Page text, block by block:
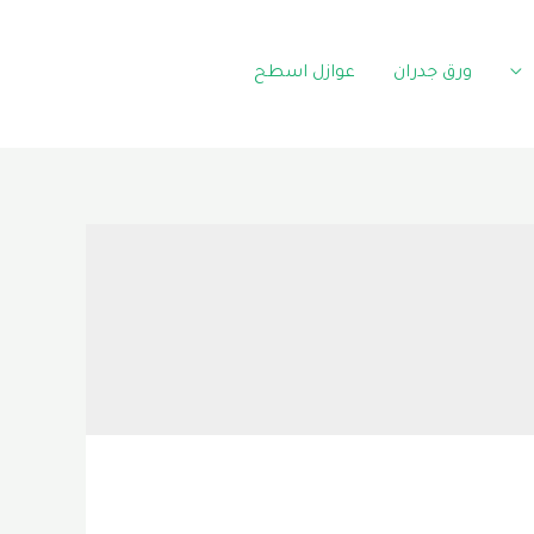
ورق جدران عوازل اسطح